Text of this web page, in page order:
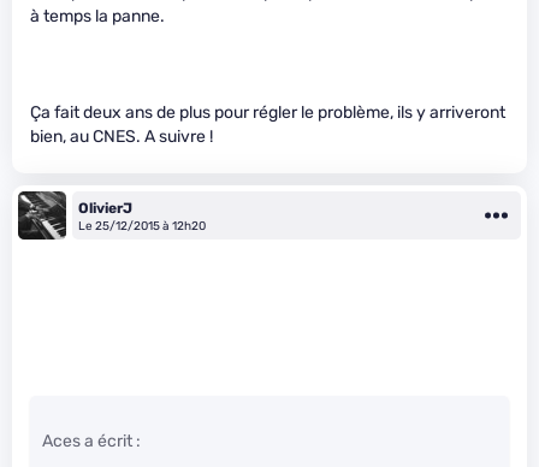
à temps la panne.
Ça fait deux ans de plus pour régler le problème, ils y arriveront
bien, au CNES. A suivre !
OlivierJ
Le 25/12/2015 à 12h20
Aces a écrit :